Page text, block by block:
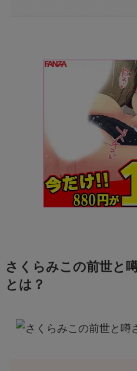
さくらみこの前世と
とは？